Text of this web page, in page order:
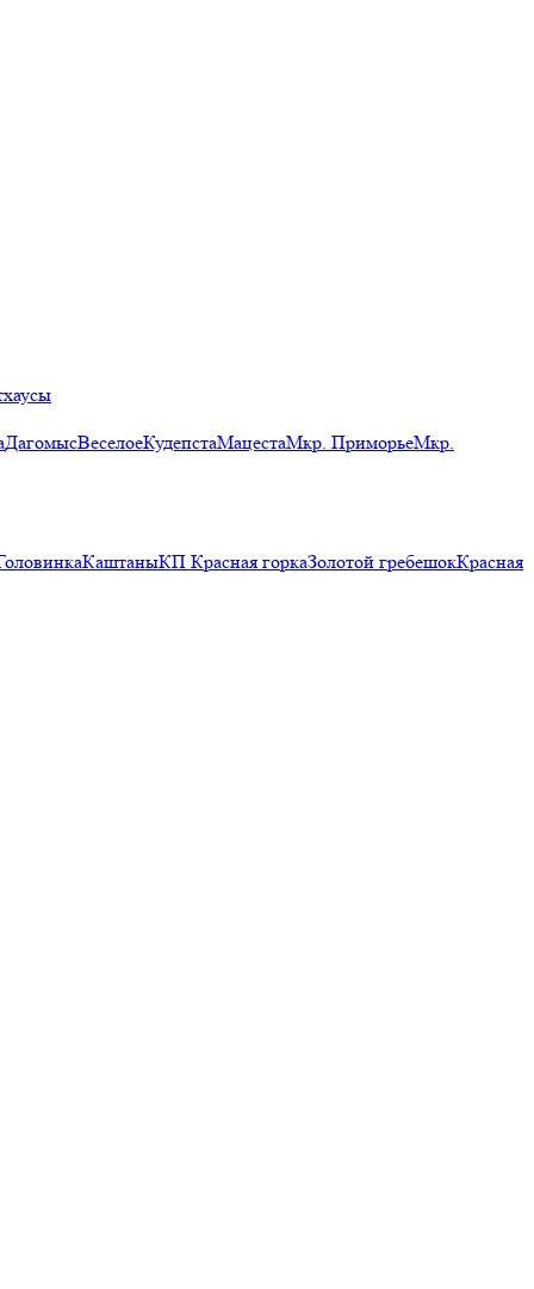
ДагомысВеселоеКудепстаМацестаМкр. ПриморьеМкр.
КаштаныКП Красная горкаЗолотой гребешокКрасная